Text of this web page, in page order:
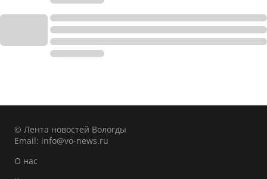
© Лента новостей Вологды
Email: info@vo-news.ru
О нас